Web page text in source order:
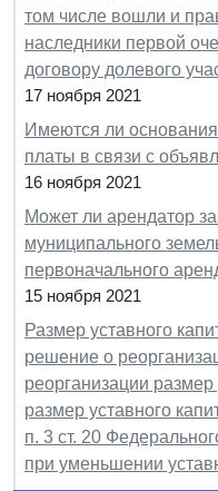
том числе вошли и
наследники первой
договору долевого
17 ноября 2021
Имеются ли
платы в связи с
16 ноября 2021
Может ли арендатор
муниципального
первоначального
15 ноября 2021
Размер уставного
решение о
реорганизации
размер уставного
п. 3 ст. 20
при уменьшении